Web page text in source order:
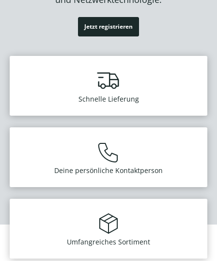
Jetzt registrieren
Schnelle Lieferung
Deine persönliche Kontaktperson
Umfangreiches Sortiment